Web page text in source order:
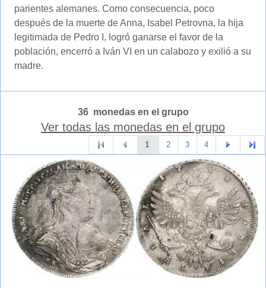
parientes alemanes. Como consecuencia, poco
después de la muerte de Anna, Isabel Petrovna, la hija
legitimada de Pedro I, logró ganarse el favor de la
población, encerró a Iván VI en un calabozo y exilió a su
madre.
36 monedas en el grupo
Ver todas las monedas en el grupo
1 2 3 4